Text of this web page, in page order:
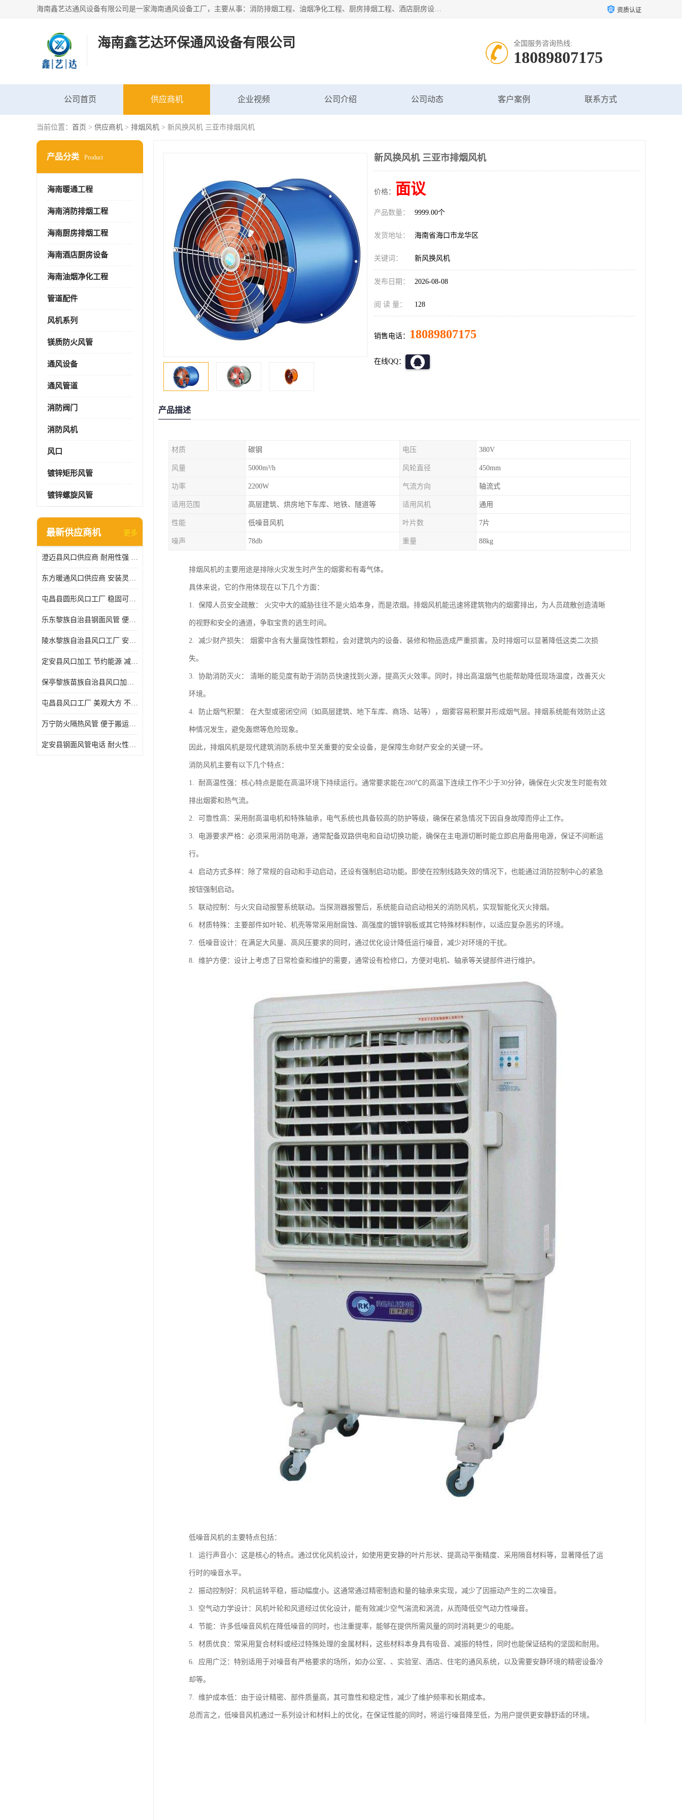
海南鑫艺达通风设备有限公司是一家海南通风设备工厂，主要从事：消防排烟工程、油烟净化工程、厨房排烟工程、酒店厨房设备、新风排风系统、镀锌铁皮管道加工、暖通工程、通风管道安装、消防火阀百叶风口等业务。公司拥有管道及配件一体化工厂生产线，良好的售后服务，良好的设计团队，良好的施工团队、良好管理人员，掌握畅通丰富的信息、市场渠道。 资质认证
海南鑫艺达环保通风设备有限公司 全国服务咨询热线:
18089807175
公司首页 供应商机 企业视频 公司介绍 公司动态 客户案例 联系方式
当前位置： 首页 > 供应商机 > 排烟风机 > 新风换风机 三亚市排烟风机
产品分类 Product
海南暖通工程
海南消防排烟工程
海南厨房排烟工程
海南酒店厨房设备
海南油烟净化工程
管道配件
风机系列
镁质防火风管
通风设备
通风管道
消防阀门
消防风机
风口
镀锌矩形风管
镀锌螺旋风管
最新供应商机 更多
澄迈县风口供应商 耐用性强 能够减少能源消耗
东方暖通风口供应商 安装灵活 调节功能强
屯昌县圆形风口工厂 稳固可靠 方便清洁和维修
乐东黎族自治县钢面风管 便于搬运和安装 能够抵抗高温和火灾
陵水黎族自治县风口工厂 安装简便 安装也相对容易
定安县风口加工 节约能源 减少能量损失
保亭黎族苗族自治县风口加工 减少能耗 以适应不同的需求
屯昌县风口工厂 美观大方 不仅具有实用功能
万宁防火隔热风管 便于搬运和安装 良好的导热性能
定安县钢面风管电话 耐火性能好 能够抵抗高温和火灾
新风换风机 三亚市排烟风机
价格： 面议
产品数量： 9999.00个
发货地址： 海南省海口市龙华区
关键词： 新风换风机
发布日期： 2026-08-08
阅 读 量： 128
销售电话： 18089807175
在线QQ：
产品描述
材质 碳钢 电压 380V
风量 5000m³/h 风轮直径 450mm
功率 2200W 气流方向 轴流式
适用范围 高层建筑、烘房地下车库、地铁、隧道等 适用风机 通用
性能 低噪音风机 叶片数 7片
噪声 78db 重量 88kg
排烟风机的主要用途是排除火灾发生时产生的烟雾和有毒气体。
具体来说，它的作用体现在以下几个方面：
1. 保障人员安全疏散： 火灾中大的威胁往往不是火焰本身，而是浓烟。排烟风机能迅速将建筑物内的烟雾排出，为人员疏散创造清晰
的视野和安全的通道，争取宝贵的逃生时间。
2. 减少财产损失： 烟雾中含有大量腐蚀性颗粒，会对建筑内的设备、装修和物品造成严重损害。及时排烟可以显著降低这类二次损
失。
3. 协助消防灭火： 清晰的能见度有助于消防员快速找到火源，提高灭火效率。同时，排出高温烟气也能帮助降低现场温度，改善灭火
环境。
4. 防止烟气积聚： 在大型或密闭空间（如高层建筑、地下车库、商场、站等），烟雾容易积聚并形成烟气层。排烟系统能有效防止这
种情况发生，避免轰燃等危险现象。
因此，排烟风机是现代建筑消防系统中至关重要的安全设备，是保障生命财产安全的关键一环。
消防风机主要有以下几个特点：
1. 耐高温性强：核心特点是能在高温环境下持续运行。通常要求能在280℃的高温下连续工作不少于30分钟，确保在火灾发生时能有效
排出烟雾和热气流。
2. 可靠性高：采用耐高温电机和特殊轴承，电气系统也具备较高的防护等级，确保在紧急情况下因自身故障而停止工作。
3. 电源要求严格：必须采用消防电源，通常配备双路供电和自动切换功能，确保在主电源切断时能立即启用备用电源，保证不间断运
行。
4. 启动方式多样：除了常规的自动和手动启动，还设有强制启动功能。即使在控制线路失效的情况下，也能通过消防控制中心的紧急
按钮强制启动。
5. 联动控制：与火灾自动报警系统联动。当探测器报警后，系统能自动启动相关的消防风机，实现智能化灭火排烟。
6. 材质特殊：主要部件如叶轮、机壳等常采用耐腐蚀、高强度的镀锌钢板或其它特殊材料制作，以适应复杂恶劣的环境。
7. 低噪音设计：在满足大风量、高风压要求的同时，通过优化设计降低运行噪音，减少对环境的干扰。
8. 维护方便：设计上考虑了日常检查和维护的需要，通常设有检修口，方便对电机、轴承等关键部件进行维护。
低噪音风机的主要特点包括：
1. 运行声音小：这是核心的特点。通过优化风机设计，如使用更安静的叶片形状、提高动平衡精度、采用隔音材料等，显著降低了运
行时的噪音水平。
2. 振动控制好：风机运转平稳，振动幅度小。这通常通过精密制造和量的轴承来实现，减少了因振动产生的二次噪音。
3. 空气动力学设计：风机叶轮和风道经过优化设计，能有效减少空气湍流和涡流，从而降低空气动力性噪音。
4. 节能：许多低噪音风机在降低噪音的同时，也注重提率，能够在提供所需风量的同时消耗更少的电能。
5. 材质优良：常采用复合材料或经过特殊处理的金属材料，这些材料本身具有吸音、减振的特性，同时也能保证结构的坚固和耐用。
6. 应用广泛：特别适用于对噪音有严格要求的场所，如办公室、、实验室、酒店、住宅的通风系统，以及需要安静环境的精密设备冷
却等。
7. 维护成本低：由于设计精密、部件质量高，其可靠性和稳定性，减少了维护频率和长期成本。
总而言之，低噪音风机通过一系列设计和材料上的优化，在保证性能的同时，将运行噪音降至低，为用户提供更安静舒适的环境。